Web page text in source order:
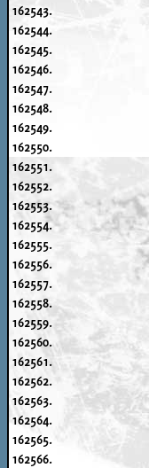
162543.
162544.
162545.
162546.
162547.
162548.
162549.
162550.
162551.
162552.
162553.
162554.
162555.
162556.
162557.
162558.
162559.
162560.
162561.
162562.
162563.
162564.
162565.
162566.